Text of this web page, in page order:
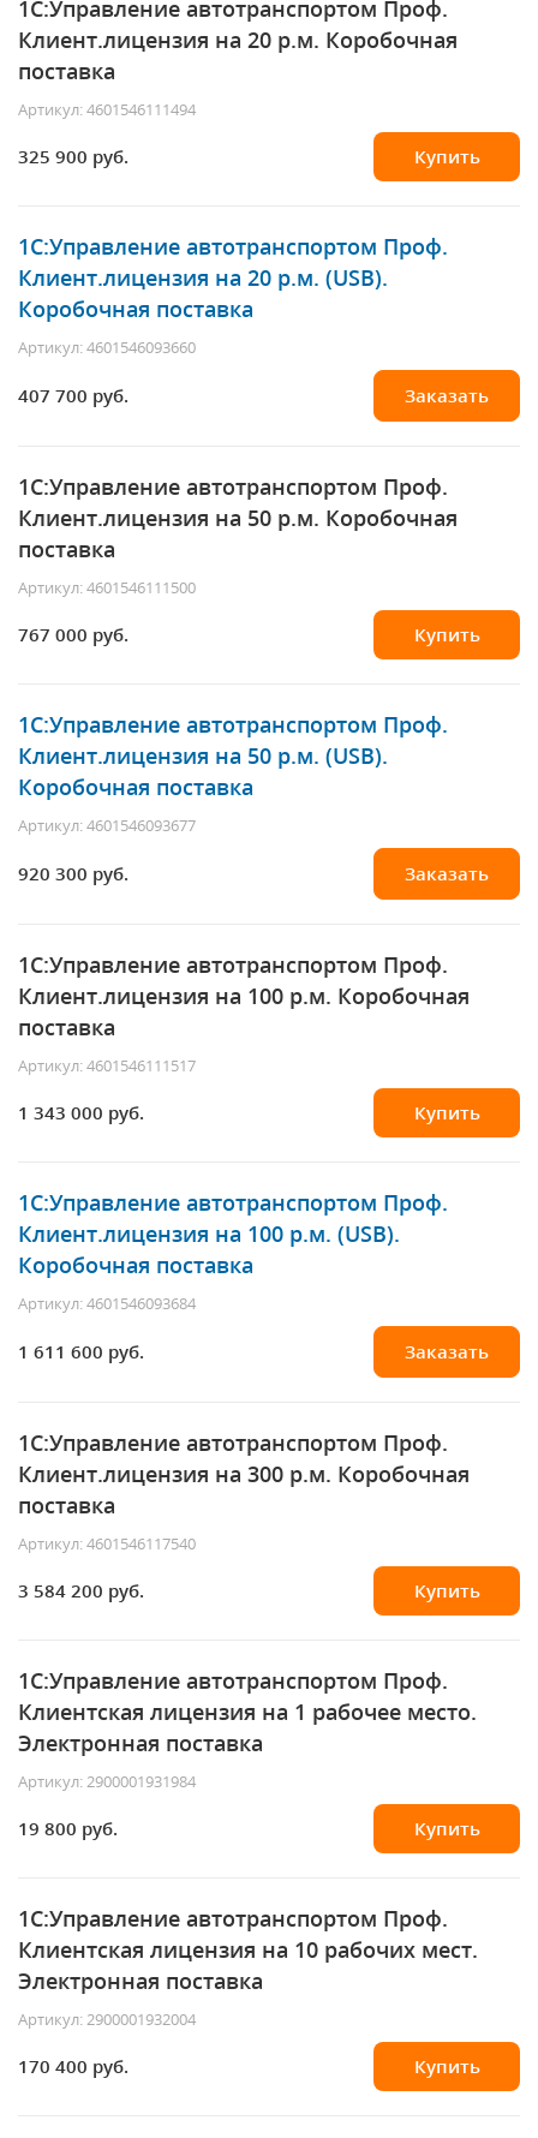
1С:Управление автотранспортом Проф.
Клиент.лицензия на 20 р.м. Коробочная
поставка
Артикул: 4601546111494
325 900 руб. Купить
1С:Управление автотранспортом Проф.
Клиент.лицензия на 20 р.м. (USB).
Коробочная поставка
Артикул: 4601546093660
407 700 руб. Заказать
1С:Управление автотранспортом Проф.
Клиент.лицензия на 50 р.м. Коробочная
поставка
Артикул: 4601546111500
767 000 руб. Купить
1С:Управление автотранспортом Проф.
Клиент.лицензия на 50 р.м. (USB).
Коробочная поставка
Артикул: 4601546093677
920 300 руб. Заказать
1С:Управление автотранспортом Проф.
Клиент.лицензия на 100 р.м. Коробочная
поставка
Артикул: 4601546111517
1 343 000 руб. Купить
1С:Управление автотранспортом Проф.
Клиент.лицензия на 100 р.м. (USB).
Коробочная поставка
Артикул: 4601546093684
1 611 600 руб. Заказать
1С:Управление автотранспортом Проф.
Клиент.лицензия на 300 р.м. Коробочная
поставка
Артикул: 4601546117540
3 584 200 руб. Купить
1С:Управление автотранспортом Проф.
Клиентская лицензия на 1 рабочее место.
Электронная поставка
Артикул: 2900001931984
19 800 руб. Купить
1С:Управление автотранспортом Проф.
Клиентская лицензия на 10 рабочих мест.
Электронная поставка
Артикул: 2900001932004
170 400 руб. Купить